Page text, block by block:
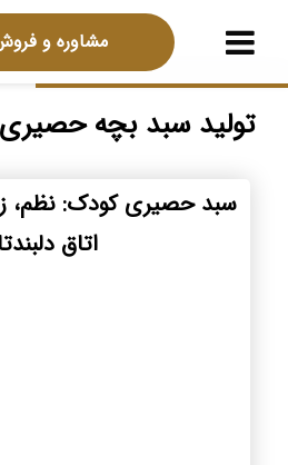
مشاوره و
تولید سبد بچه حصیری
سبد حصیری کودک: نظم،
اتاق